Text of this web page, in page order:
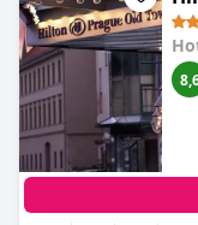
Status des Hotels.
Dienstleistungen
verwöhnenden
hervorragenden
unvergesslich wird.
Aufenthalt in Prag
Prague Atrium)die